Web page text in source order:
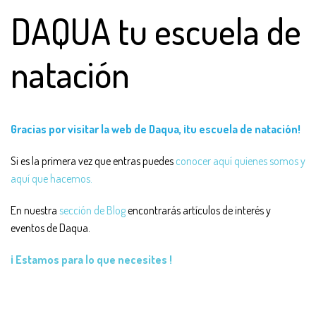
DAQUA tu escuela de
natación
Gracias por visitar la web de Daqua, ¡tu escuela de natación!
Si es la primera vez que entras puedes conocer aquí quienes somos y
aquí que hacemos.
En nuestra sección de Blogencontrarás artículos de interés y
eventos de Daqua.
¡ Estamos para lo que necesites !